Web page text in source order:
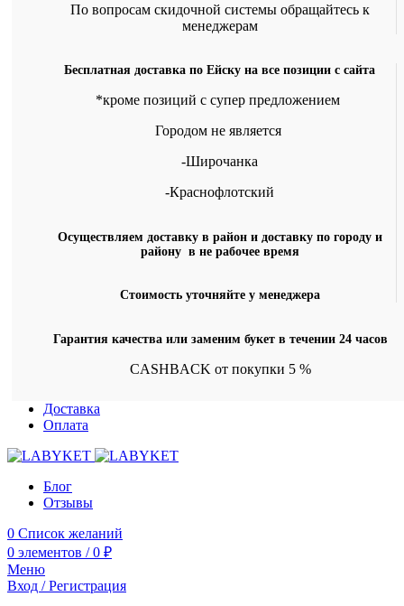
По вопросам скидочной системы обращайтесь к
менеджерам
Бесплатная доставка по Ейску на все позиции с сайта
*кроме позиций с супер предложением
Городом не является
-Широчанка
-Краснофлотский
Осуществляем доставку в район и доставку по городу и
району в не рабочее время
Стоимость уточняйте у менеджера
Гарантия качества или заменим букет в течении 24 часов
CASHBACK от покупки 5 %
Доставка
Оплата
Блог
Отзывы
0 Список желаний
0 элементов / 0 ₽
Меню
Вход / Регистрация